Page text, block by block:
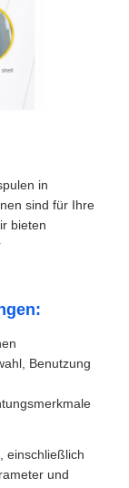
in
sind für Ihre
bieten
Benutzung
einschließlich
und